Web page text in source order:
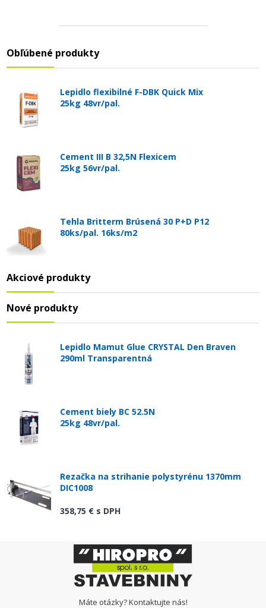
Obľúbené produkty
Lepidlo flexibilné F-DBK Quick Mix
25kg 48vr/pal.
Cement III B 32,5N Flexicem
25kg 56vr/pal.
Tehla Britterm Brúsená 30 P+D P12
80ks/pal. 16ks/m2
Akciové produkty
Nové produkty
Lepidlo Mamut Glue CRYSTAL Den Braven
290ml Transparentná
Cement biely BC 52.5N
25kg 48vr/pal.
Rezačka na strihanie polystyrénu 1370mm
DIC1008
358,75 € s DPH
Máte otázky? Kontaktujte nás!